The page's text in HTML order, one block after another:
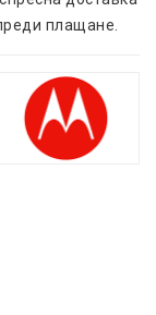
плащане.